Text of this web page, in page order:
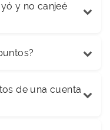
y no canjeé
de una cuenta